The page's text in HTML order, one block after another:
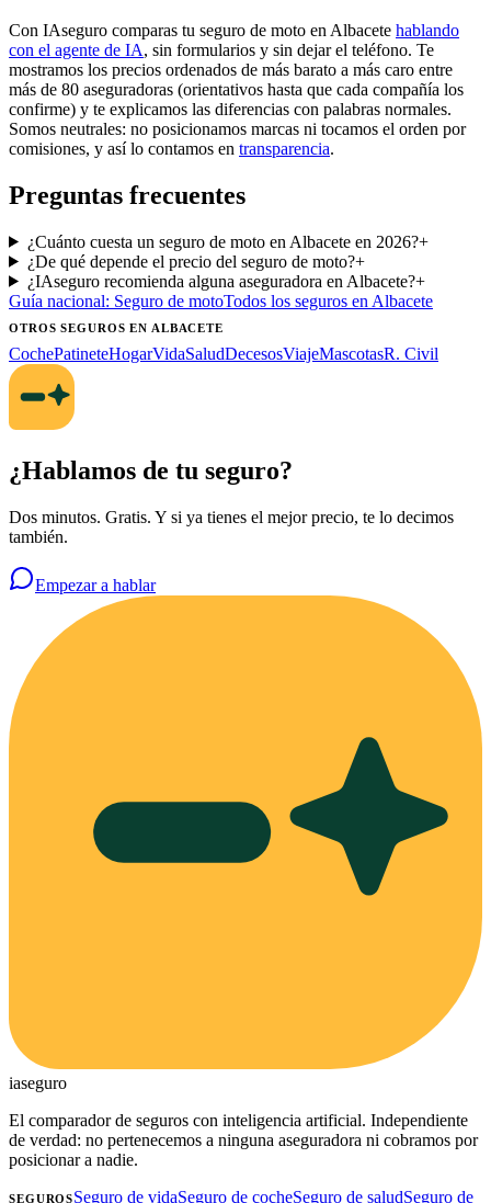
Con IAseguro comparas tu seguro de moto en Albacete hablando
con el agente de IA, sin formularios y sin dejar el teléfono. Te
mostramos los precios ordenados de más barato a más caro entre
más de 80 aseguradoras (orientativos hasta que cada compañía los
confirme) y te explicamos las diferencias con palabras normales.
Somos neutrales: no posicionamos marcas ni tocamos el orden por
comisiones, y así lo contamos en transparencia.
Preguntas frecuentes
¿Cuánto cuesta un seguro de moto en Albacete en 2026?+
¿De qué depende el precio del seguro de moto?+
¿IAseguro recomienda alguna aseguradora en Albacete?+
Guía nacional: Seguro de motoTodos los seguros en Albacete
OTROS SEGUROSEN ALBACETE
CochePatineteHogarVidaSaludDecesosViajeMascotasR. Civil
¿Hablamos de tu seguro?
Dos minutos. Gratis. Y si ya tienes el mejor precio, te lo decimos
también.
Empezar a hablar
iaseguro
El comparador de seguros con inteligencia artificial. Independiente
de verdad: no pertenecemos a ninguna aseguradora ni cobramos por
posicionar a nadie.
SEGUROSSeguro de vidaSeguro de cocheSeguro de saludSeguro de